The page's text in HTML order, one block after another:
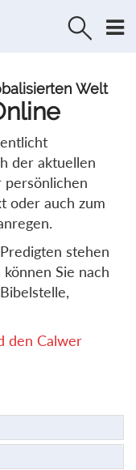
Welt
der aktuellen
persönlichen
oder auch zum
stehen
Sie nach
den Calwer